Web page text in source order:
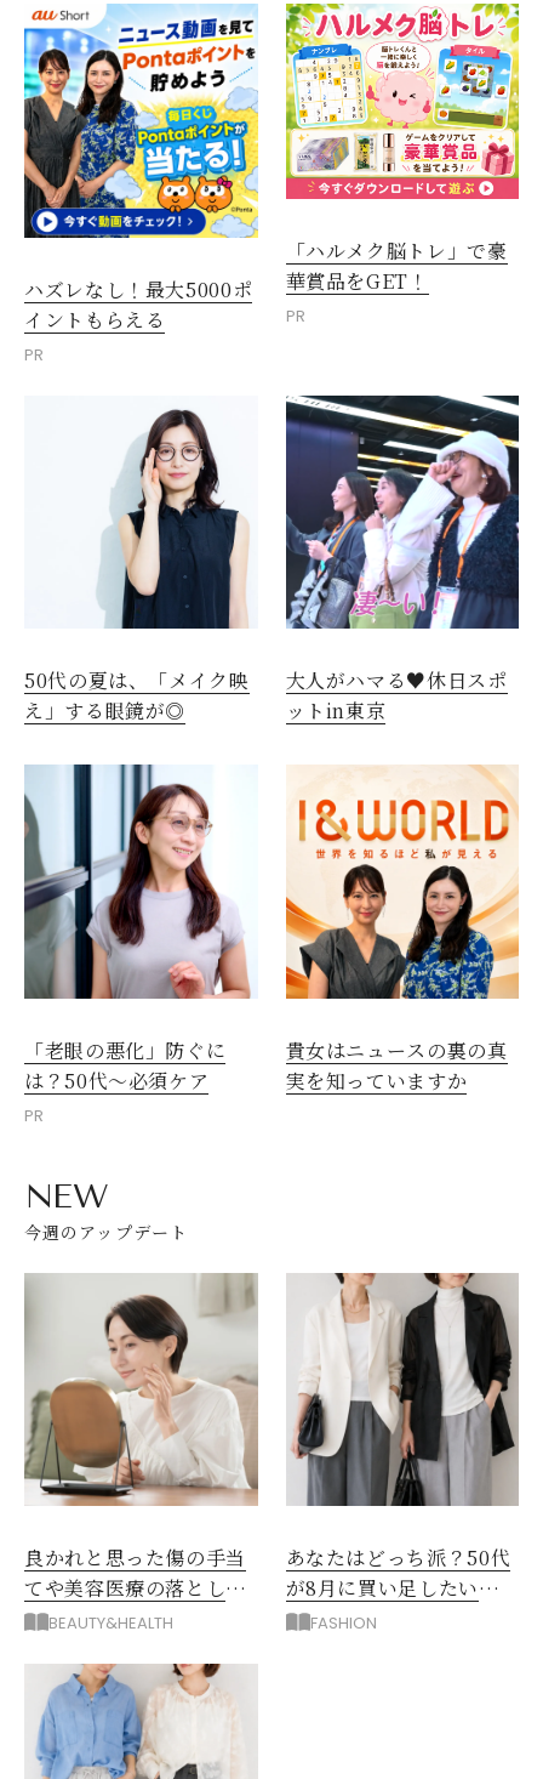
ハズレなし！最大5000ポ
イントもらえる
PR
「ハルメク脳トレ」で豪
華賞品をGET！
PR
50代の夏は、「メイク映
え」する眼鏡が◎
大人がハマる♥休日スポ
ットin東京
「老眼の悪化」防ぐに
は？50代～必須ケア
PR
貴女はニュースの裏の真
実を知っていますか
NEW
今週のアップデート
良かれと思った傷の手当
てや美容医療の落とし
穴！「形成外科」3大やめ
BEAUTY&HEALTH
あなたはどっち派？50代
が8月に買い足したい
「薄手ジャケット」
FASHION